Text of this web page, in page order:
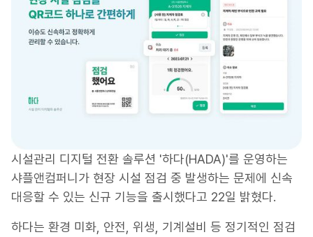
시설관리 디지털 전환 솔루션 '하다(HADA)'를 운영하는
샤플앤컴퍼니가 현장 시설 점검 중 발생하는 문제에 신속
대응할 수 있는 신규 기능을 출시했다고 22일 밝혔다.
하다는 환경 미화, 안전, 위생, 기계설비 등 정기적인 점검